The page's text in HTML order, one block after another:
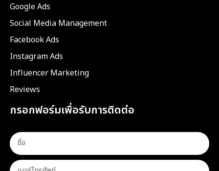
Google Ads
Social Media Management
Facebook Ads
Instagram Ads
Influencer Marketing
Reviews
กรอกฟอร์มเพื่อรับการติดต่อ